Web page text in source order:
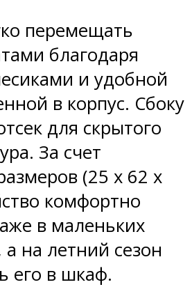
перемещать
благодаря
и удобной
в корпус. Сбоку
для скрытого
За счет
(25 х 62 х
комфортно
в маленьких
на летний сезон
его в шкаф.